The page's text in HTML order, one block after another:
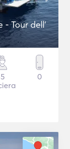
- Tour dell'
0